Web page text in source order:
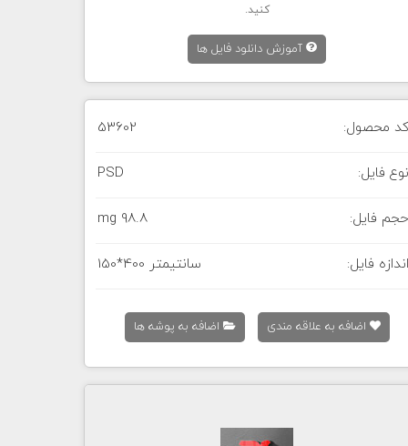
کنید.
آموزش دانلود فایل ها
کد محصول: 53602
نوع فایل: PSD
حجم فایل: 98.8 mg
اندازه فایل: 150*400 سانتیمتر
اضافه به علاقه مندی اضافه به پوشه ها